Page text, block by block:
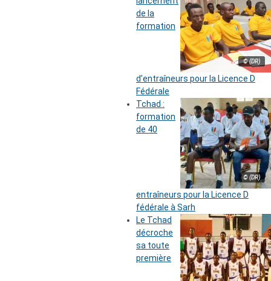
© (DR)
de la
formation
d’entraîneurs pour la Licence D
Fédérale
© (DR)
Tchad :
formation
de 40
entraîneurs pour la Licence D
fédérale à Sarh
Le Tchad
décroche
sa toute
première